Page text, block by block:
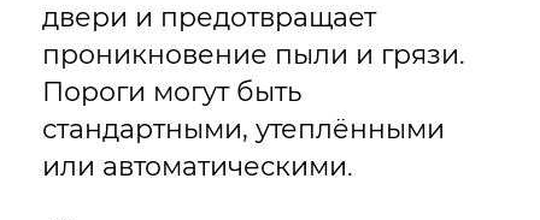
двери и предотвращает
проникновение пыли и грязи.
Пороги могут быть
стандартными, утеплёнными
или автоматическими.